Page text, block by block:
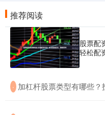
推荐阅读
股票配
轻松配
· 加杠杆股票类型有哪些